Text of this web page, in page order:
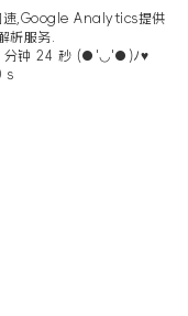
速,Google Analytics提供
析服务.
分钟 25 秒 (●'◡'●)ﾉ♥
s